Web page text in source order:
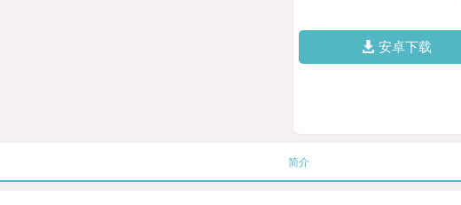
安卓下载
简介